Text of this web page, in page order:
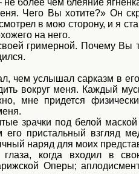
не более чем блеяние
Чего Вы хотите?» Он
в мою сторону, и я
на него.
гримерной. Почему Вы
чем услышал сарказм в
вокруг меня. Каждый
мне придется
зрачки под белой
его пристальный взгляд
наряд для моих
когда входил в
Оперы;